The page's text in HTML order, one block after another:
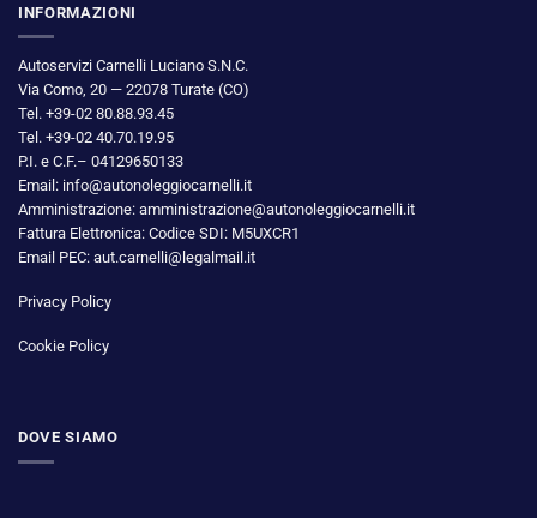
INFORMAZIONI
Autoservizi Carnelli Luciano S.N.C.
Via Como, 20 — 22078 Turate (CO)
Tel. +39-02 80.88.93.45
Tel. +39-02 40.70.19.95
P.I. e C.F.– 04129650133
Email: info@autonoleggiocarnelli.it
Amministrazione: amministrazione@autonoleggiocarnelli.it
Fattura Elettronica: Codice SDI: M5UXCR1
Email PEC: aut.carnelli@legalmail.it
Privacy Policy
Cookie Policy
DOVE SIAMO